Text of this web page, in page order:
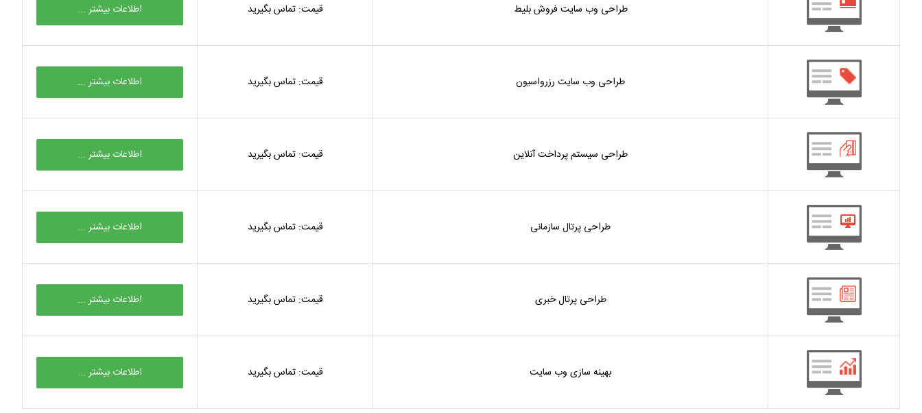
طراحی وب سایت فروش بلیط قیمت: تماس بگیرید اطلاعات بیشتر ...
طراحی وب سایت رزرواسیون قیمت: تماس بگیرید اطلاعات بیشتر ...
طراحی سیستم پرداخت آنلاین قیمت: تماس بگیرید اطلاعات بیشتر ...
طراحی پرتال سازمانی قیمت: تماس بگیرید اطلاعات بیشتر ...
طراحی پرتال خبری قیمت: تماس بگیرید اطلاعات بیشتر ...
بهینه سازی وب سایت قیمت: تماس بگیرید اطلاعات بیشتر ...